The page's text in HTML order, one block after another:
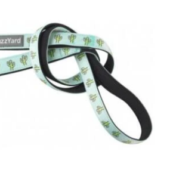
DETAILS